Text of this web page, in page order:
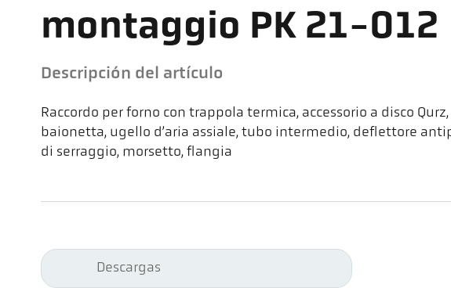
montaggio PK 21-012
Descripción del artículo
Raccordo per forno con trappola termica, accessorio a disco
baionetta, ugello d’aria assiale, tubo intermedio, deflettore
di serraggio, morsetto, flangia
Descargas